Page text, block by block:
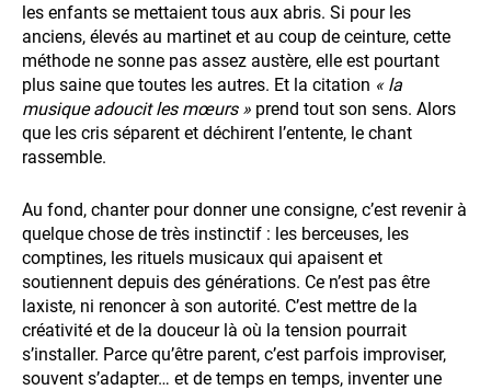
les enfants se mettaient tous aux abris. Si pour les
anciens, élevés au martinet et au coup de ceinture, cette
méthode ne sonne pas assez austère, elle est pourtant
plus saine que toutes les autres. Et la citation « la
musique adoucit les mœurs » prend tout son sens. Alors
que les cris séparent et déchirent l’entente, le chant
rassemble.
Au fond, chanter pour donner une consigne, c’est revenir à
quelque chose de très instinctif : les berceuses, les
comptines, les rituels musicaux qui apaisent et
soutiennent depuis des générations. Ce n’est pas être
laxiste, ni renoncer à son autorité. C’est mettre de la
créativité et de la douceur là où la tension pourrait
s’installer. Parce qu’être parent, c’est parfois improviser,
souvent s’adapter… et de temps en temps, inventer une